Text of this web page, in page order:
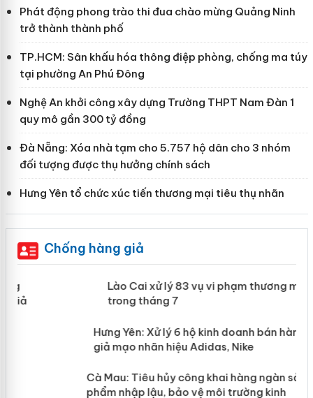
Phát động phong trào thi đua chào mừng Quảng Ninh
trở thành thành phố
TP.HCM: Sân khấu hóa thông điệp phòng, chống ma túy
tại phường An Phú Đông
Nghệ An khởi công xây dựng Trường THPT Nam Đàn 1
quy mô gần 300 tỷ đồng
Đà Nẵng: Xóa nhà tạm cho 5.757 hộ dân cho 3 nhóm
đối tượng được thụ hưởng chính sách
Hưng Yên tổ chức xúc tiến thương mại tiêu thụ nhãn
Chống hàng giả
Lào Cai xử lý 83 vụ vi phạm thương
mại trong tháng 7
Hưng Yên: Xử lý 6 hộ kinh doanh bán